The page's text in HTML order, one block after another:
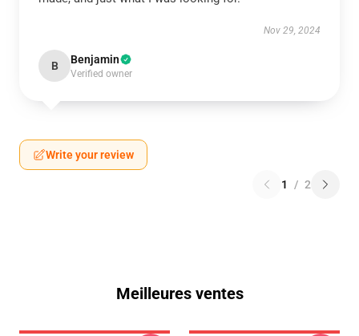
Nov 29, 2024
B Benjamin
Verified owner
Write your review
1 / 2
Meilleures ventes